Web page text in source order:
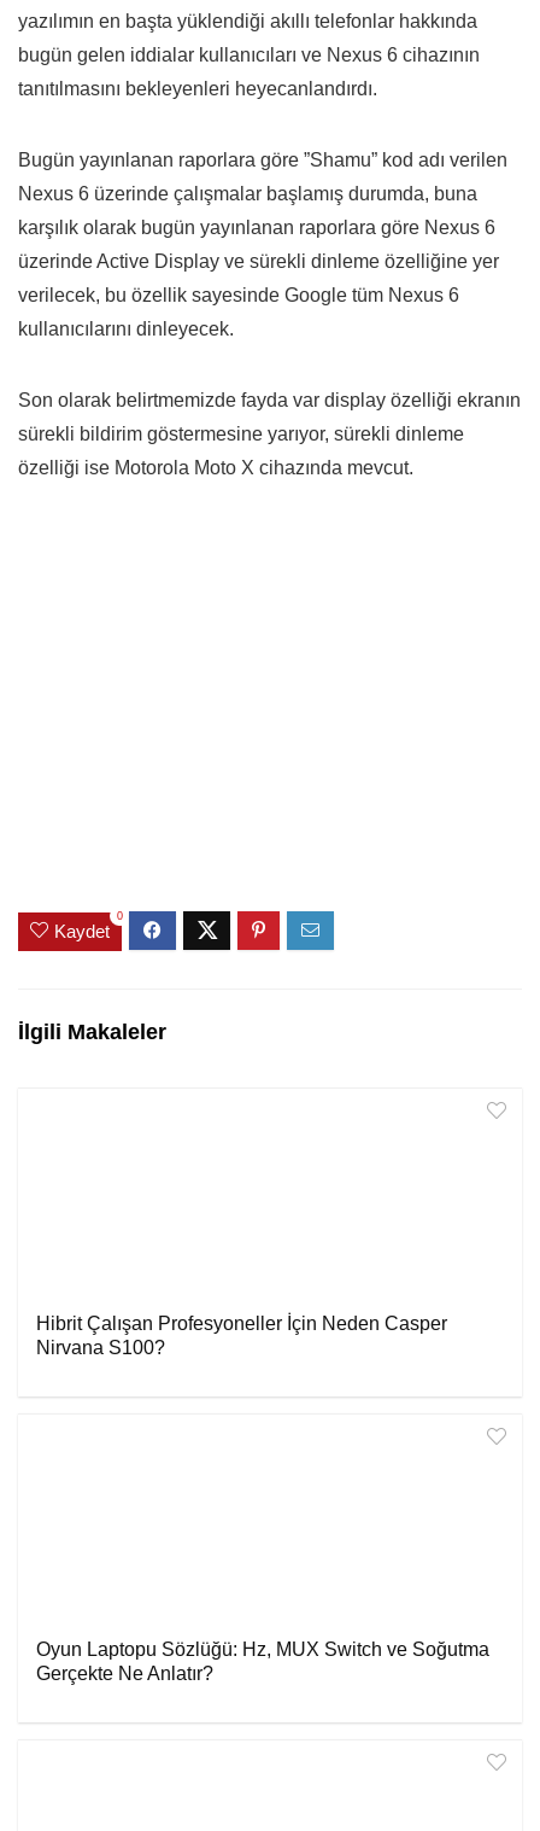
yazılımın en başta yüklendiği akıllı telefonlar hakkında
bugün gelen iddialar kullanıcıları ve Nexus 6 cihazının
tanıtılmasını bekleyenleri heyecanlandırdı.
Bugün yayınlanan raporlara göre ”Shamu” kod adı verilen
Nexus 6 üzerinde çalışmalar başlamış durumda, buna
karşılık olarak bugün yayınlanan raporlara göre Nexus 6
üzerinde Active Display ve sürekli dinleme özelliğine yer
verilecek, bu özellik sayesinde Google tüm Nexus 6
kullanıcılarını dinleyecek.
Son olarak belirtmemizde fayda var display özelliği ekranın
sürekli bildirim göstermesine yarıyor, sürekli dinleme
özelliği ise Motorola Moto X cihazında mevcut.
Kaydet
0
İlgili Makaleler
Hibrit Çalışan Profesyoneller İçin Neden Casper
Nirvana S100?
Oyun Laptopu Sözlüğü: Hz, MUX Switch ve Soğutma
Gerçekte Ne Anlatır?